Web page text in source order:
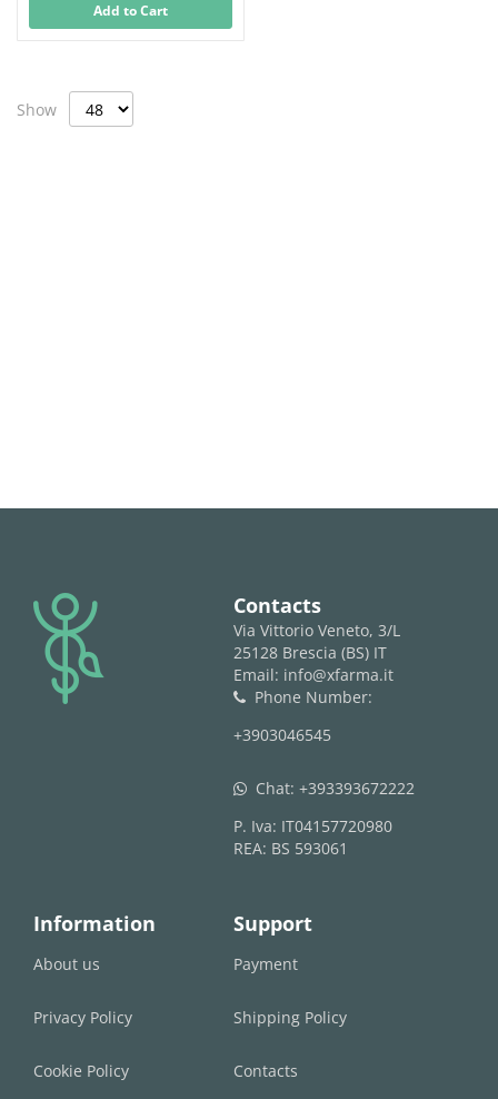
Add to Cart
Show
logo Contacts
Via Vittorio Veneto, 3/L
25128 Brescia (BS) IT
Email: info@xfarma.it
phone
Phone Number:
+3903046545
whatsapp Chat: +393393672222
P. Iva: IT04157720980
REA: BS 593061
Information
About us
Privacy Policy
Cookie Policy
Support
Payment
Shipping Policy
Contacts